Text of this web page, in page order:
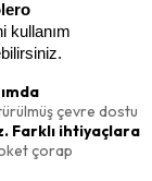
kullanım
çevre dostu
Farklı ihtiyaçlara
çorap